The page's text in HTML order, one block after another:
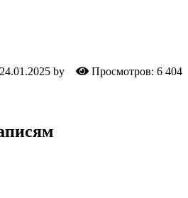
Просмотров: 6 404
24.01.2025 by